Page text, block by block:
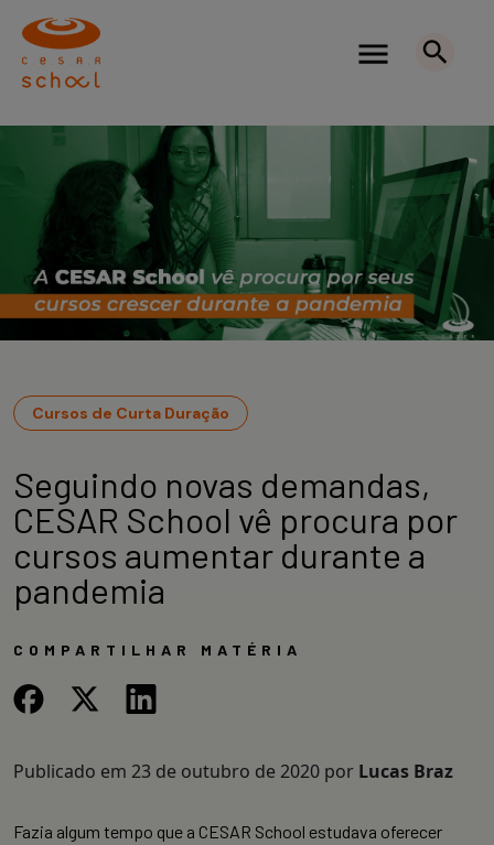
Cursos de Curta Duração
Seguindo novas demandas,
CESAR School vê procura por
cursos aumentar durante a
pandemia
COMPARTILHAR MATÉRIA
Publicado em 23 de outubro de 2020 por Lucas Braz
Fazia algum tempo que a CESAR School estudava oferecer